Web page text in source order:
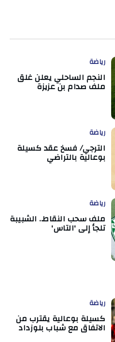
رياضة
النجم الساحلي يعلن غلق
ملف صدام بن عزيزة
رياضة
الترجي/ فسخ عقد كسيلة
بوعالية بالتراضي
رياضة
ملف سحب النقاط.. الشبيبة
تلجأ إلى 'التاس'
رياضة
كسيلة بوعالية يقترب من
الاتفاق مع شباب بلوزداد